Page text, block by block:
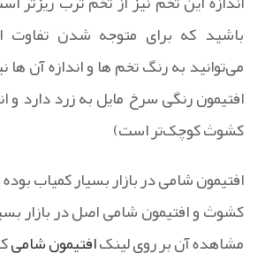
باشید که برای متوجه شدن تفاوت
می‌توانید به رنگ تخم ها و اندازه آن
افتیمون رنگی سرخ مایل به زرد دارد و
کشوث کوچک‌تر است)
افتیمون شامی در بازار بسیار کمیاب
کشوث و افتیمون شامی اصل در بازار
مشاهده آن بر روی لینکافتیمون شامی